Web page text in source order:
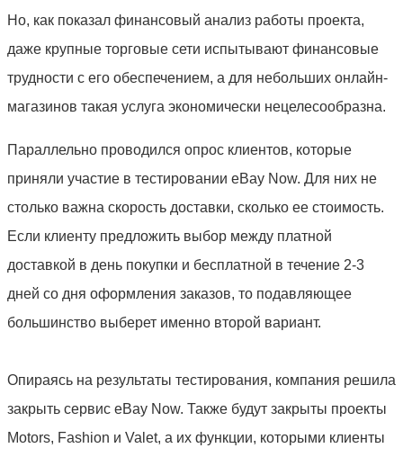
Но, как показал финансовый анализ работы проекта,
даже крупные торговые сети испытывают финансовые
трудности с его обеспечением, а для небольших онлайн-
магазинов такая услуга экономически нецелесообразна.
Параллельно проводился опрос клиентов, которые
приняли участие в тестировании еВay Now. Для них не
столько важна скорость доставки, сколько ее стоимость.
Если клиенту предложить выбор между платной
доставкой в день покупки и бесплатной в течение 2-3
дней со дня оформления заказов, то подавляющее
большинство выберет именно второй вариант.
Опираясь на результаты тестирования, компания решила
закрыть сервис еВay Now. Также будут закрыты проекты
Motors, Fashion и Valet, а их функции, которыми клиенты